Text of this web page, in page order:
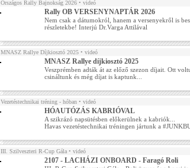
Országos Rally Bajnokság 2026 • videó
Rally OB VERSENYNAPTÁR 2026
Nem csak a dátumokról, hanem a versenyekről is
részletekbe! Interjú Dr.Varga Attilával
MNASZ Rallye Díjkiosztó 2025 • videó
MNASZ Rallye díjkiosztó 2025
Veszprémben adták át az előző szezon díjait. Ott
csináltunk és még díjat is kaptunk...
Vezetéstechnikai tréning - hóban • videó
HÓAUTÓZÁS KABRIÓVAL
A szikrázó napsütésben előkerülnek a kabriók...
Havas vezetéstechnikai tréningen jártunk a
III. Szilveszteri R-Cup Gála • videó
2107 - LACHÁZI ONBOARD - Faragó Roli